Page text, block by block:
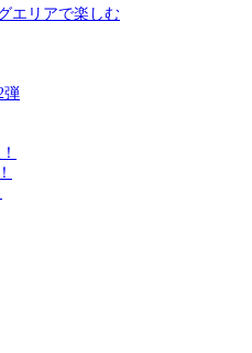
エリアで楽しむ
弾